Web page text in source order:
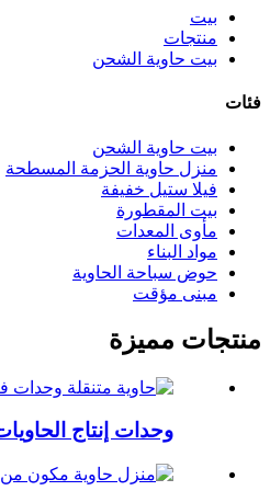
بيت
منتجات
بيت حاوية الشحن
فئات
بيت حاوية الشحن
منزل حاوية الحزمة المسطحة
فيلا ستيل خفيفة
بيت المقطورة
مأوى المعدات
مواد البناء
حوض سباحة الحاوية
مبنى مؤقت
منتجات مميزة
وحدات إنتاج